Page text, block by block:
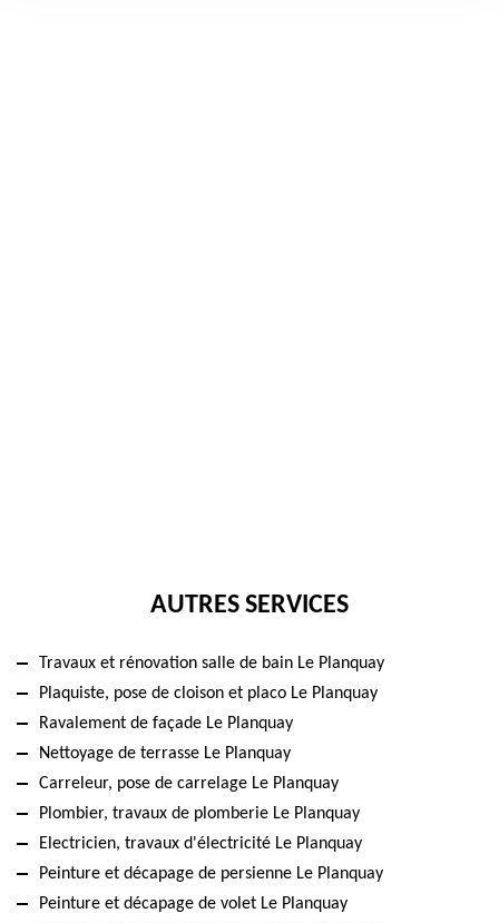
AUTRES SERVICES
Travaux et rénovation salle de bain Le Planquay
Plaquiste, pose de cloison et placo Le Planquay
Ravalement de façade Le Planquay
Nettoyage de terrasse Le Planquay
Carreleur, pose de carrelage Le Planquay
Plombier, travaux de plomberie Le Planquay
Electricien, travaux d'électricité Le Planquay
Peinture et décapage de persienne Le Planquay
Peinture et décapage de volet Le Planquay